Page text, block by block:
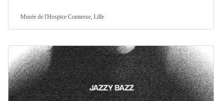
Musée de l'Hospice Comtesse, Lille